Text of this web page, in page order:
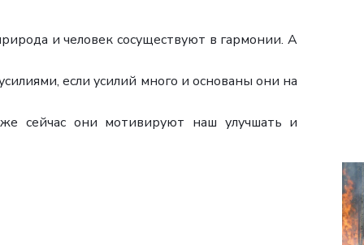
и человек сосуществуют в гармонии. А
если усилий много и основаны они на
сейчас они мотивируют наш улучшать и